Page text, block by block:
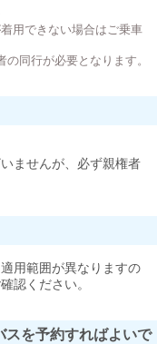
用できない場合はご乗車
同行が必要となります。
ませんが、必ず親権者
用範囲が異なりますの
認ください。
スを予約すればよいで